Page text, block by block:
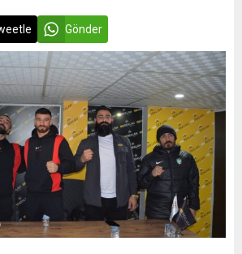
Gönder